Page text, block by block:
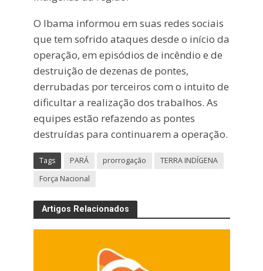
O Ibama informou em suas redes sociais
que tem sofrido ataques desde o início da
operação, em episódios de incêndio e de
destruição de dezenas de pontes,
derrubadas por terceiros com o intuito de
dificultar a realização dos trabalhos. As
equipes estão refazendo as pontes
destruídas para continuarem a operação.
Tags PARÁ prorrogação
TERRA INDÍGENA
Força Nacional
Artigos Relacionados